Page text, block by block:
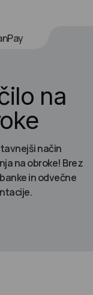
na
način
na obroke! Brez
in odvečne